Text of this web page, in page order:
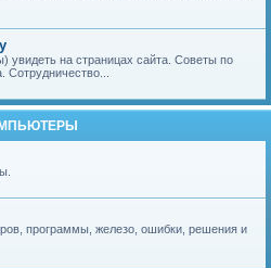
увидеть на страницах сайта. Советы по
Сотрудничество...
программы, железо, ошибки, решения и